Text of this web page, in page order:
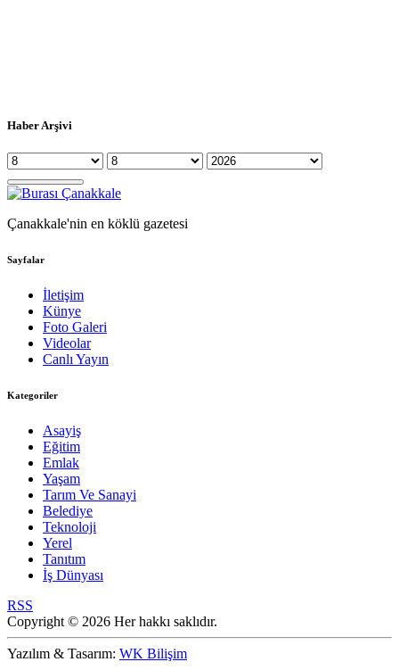
Haber Arşivi
Çanakkale'nin en köklü gazetesi
Sayfalar
İletişim
Künye
Foto Galeri
Videolar
Canlı Yayın
Kategoriler
Asayiş
Eğitim
Emlak
Yaşam
Tarım Ve Sanayi
Belediye
Teknoloji
Yerel
Tanıtım
İş Dünyası
RSS
Copyright © 2026 Her hakkı saklıdır.
Yazılım & Tasarım: WK Bilişim